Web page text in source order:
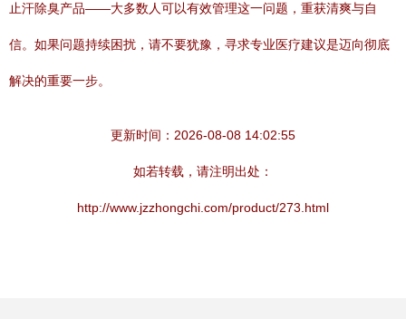
止汗除臭产品——大多数人可以有效管理这一问题，重获清爽与自
信。如果问题持续困扰，请不要犹豫，寻求专业医疗建议是迈向彻底
解决的重要一步。
更新时间：2026-08-08 14:02:55
如若转载，请注明出处：
http://www.jzzhongchi.com/product/273.html